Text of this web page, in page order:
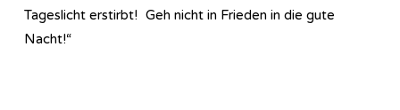
Tageslicht erstirbt! Geh nicht in Frieden in die gute
Nacht!“